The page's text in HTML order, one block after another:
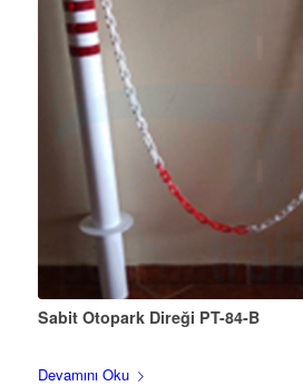
Sabit Otopark Direği PT-84-B
Devamını Oku